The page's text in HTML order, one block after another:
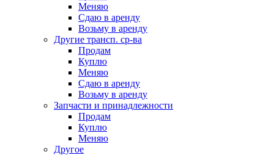
Меняю
Сдаю в аренду
Возьму в аренду
Другие трансп. ср-ва
Продам
Куплю
Меняю
Сдаю в аренду
Возьму в аренду
Запчасти и принадлежности
Продам
Куплю
Меняю
Другое